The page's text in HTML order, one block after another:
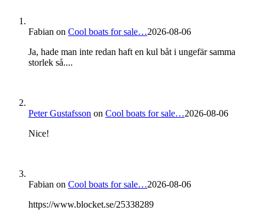
Fabian on Cool boats for sale…2026-08-06
Ja, hade man inte redan haft en kul båt i ungefär samma
storlek så....
Peter Gustafsson on Cool boats for sale…2026-08-06
Nice!
Fabian on Cool boats for sale…2026-08-06
https://www.blocket.se/25338289